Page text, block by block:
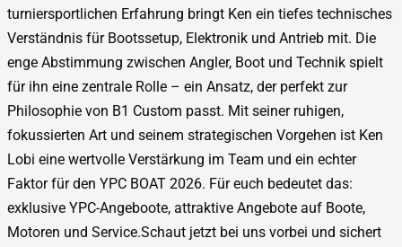
turniersportlichen Erfahrung bringt Ken ein tiefes technisches
Verständnis für Bootssetup, Elektronik und Antrieb mit. Die
enge Abstimmung zwischen Angler, Boot und Technik spielt
für ihn eine zentrale Rolle – ein Ansatz, der perfekt zur
Philosophie von B1 Custom passt. Mit seiner ruhigen,
fokussierten Art und seinem strategischen Vorgehen ist Ken
Lobi eine wertvolle Verstärkung im Team und ein echter
Faktor für den YPC BOAT 2026. Für euch bedeutet das:
exklusive YPC-Angeboote, attraktive Angebote auf Boote,
Motoren und Service.Schaut jetzt bei uns vorbei und sichert